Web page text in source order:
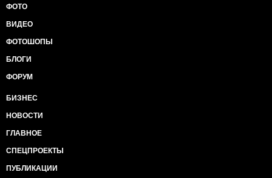
ФОТО
ВИДЕО
ФОТОШОПЫ
БЛОГИ
ФОРУМ
БИЗНЕС
НОВОСТИ
ГЛАВНОЕ
СПЕЦПРОЕКТЫ
ПУБЛИКАЦИИ